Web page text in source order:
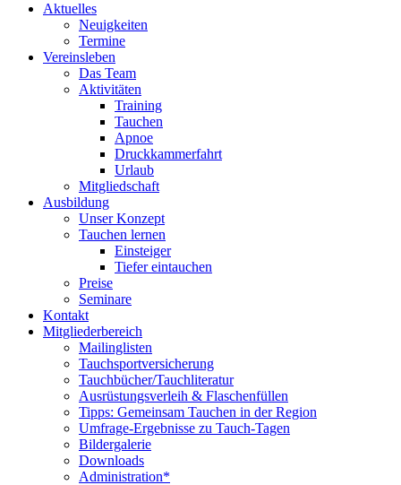
Aktuelles
Neuigkeiten
Termine
Vereinsleben
Das Team
Aktivitäten
Training
Tauchen
Apnoe
Druckkammerfahrt
Urlaub
Mitgliedschaft
Ausbildung
Unser Konzept
Tauchen lernen
Einsteiger
Tiefer eintauchen
Preise
Seminare
Kontakt
Mitgliederbereich
Mailinglisten
Tauchsportversicherung
Tauchbücher/Tauchliteratur
Ausrüstungsverleih & Flaschenfüllen
Tipps: Gemeinsam Tauchen in der Region
Umfrage-Ergebnisse zu Tauch-Tagen
Bildergalerie
Downloads
Administration*